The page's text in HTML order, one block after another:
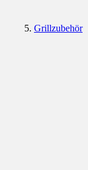
Grillzubehör